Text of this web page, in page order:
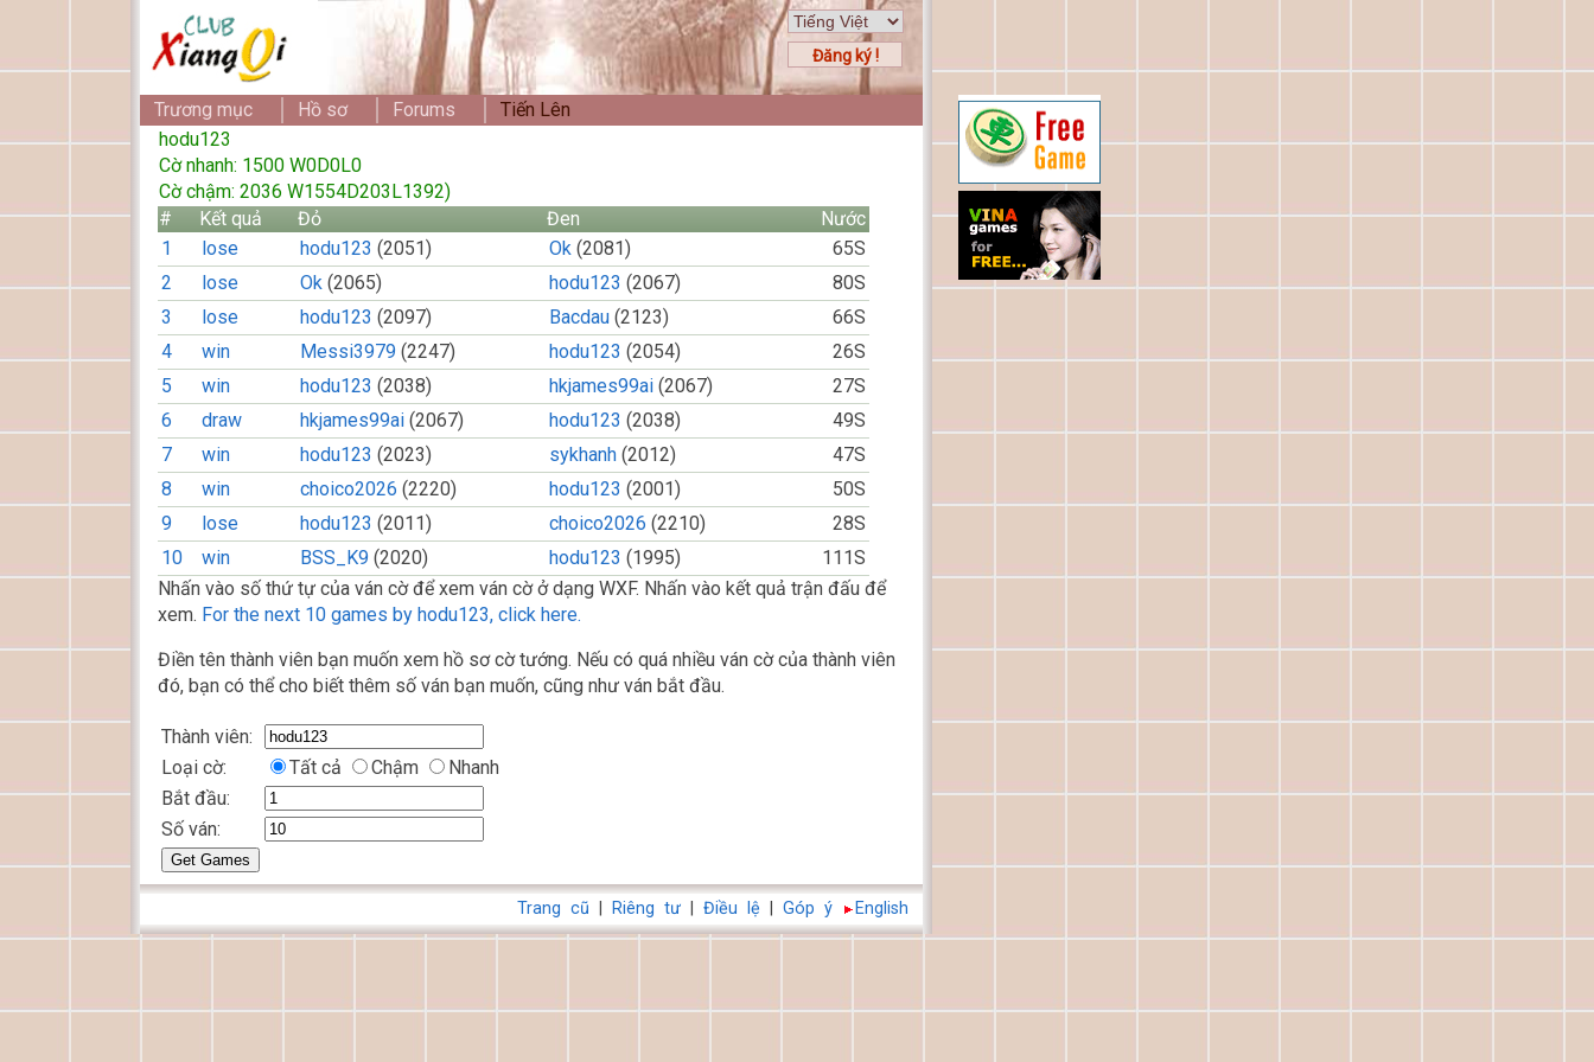
Đăng ký !
Trương mục Hồ sơ Forums
Tiến Lên
hodu123
Cờ nhanh: 1500 W0D0L0
Cờ chậm: 2036 W1554D203L1392)
#
Kết quả Đỏ Đen
Nước
1
lose hodu123 (2051) Ok (2081)
65S
2
lose Ok (2065) hodu123 (2067)
80S
3
lose hodu123 (2097) Bacdau (2123)
66S
4
win Messi3979 (2247) hodu123 (2054)
26S
5
win hodu123 (2038) hkjames99ai (2067)
27S
6
draw hkjames99ai (2067) hodu123 (2038)
49S
7
win hodu123 (2023) sykhanh (2012)
47S
8
win choico2026 (2220) hodu123 (2001)
50S
9
lose hodu123 (2011) choico2026 (2210)
28S
10
win BSS_K9 (2020) hodu123 (1995)
111S
Nhấn vào số thứ tự của ván cờ để xem ván cờ ở dạng WXF. Nhấn vào kết quả trận đấu để
xem. For the next 10 games by hodu123, click here.
Điền tên thành viên bạn muốn xem hồ sơ cờ tướng. Nếu có quá nhiều ván cờ của thành viên
đó, bạn có thể cho biết thêm số ván bạn muốn, cũng như ván bắt đầu.
Thành viên:
Loại cờ:
Tất cả Chậm
Nhanh
Bắt đầu:
Số ván:
English
Góp ý
Điều lệ
Riêng tư
Trang cũ